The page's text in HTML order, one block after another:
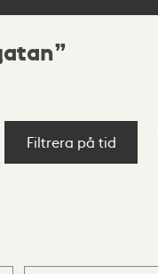
Filtrera på tid